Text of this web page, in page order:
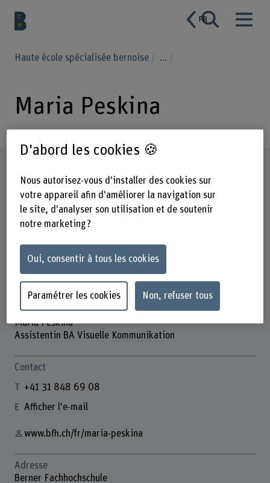
FR
Haute école spécialisée bernoise ...
Maria Peskina
Maria Peskina
Assistentin BA Visuelle Kommunikation
Contact
+41 31 848 69 08
Afficher l'e-mail
www.bfh.ch/fr/maria-peskina
Adresse
Berner Fachhochschule
D'abord les cookies 🍪
Nous autorisez-vous d'installer des cookies sur
votre appareil afin d'améliorer la navigation sur
le site, d'analyser son utilisation et de soutenir
notre marketing ?
Oui, consentir à tous les cookies
Paramétrer les cookies Non, refuser tous